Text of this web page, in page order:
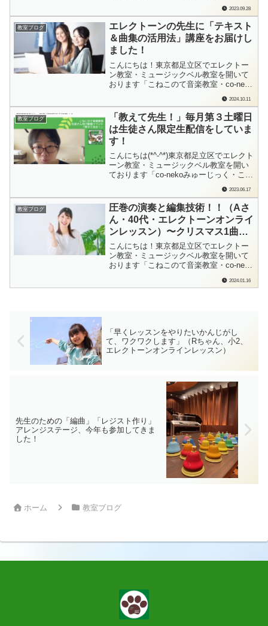
す。ものすっごく分かります。共感しか
ないやつ。私もそうですもん。一度気に
なり始めちゃったら、どうしても調べた
くなっちゃう、そんなやつ。でも、...
2023.09.28
教室ブログ
エレクトーンの先生に「テキスト
＆曲集の活用法」講座をお届けし
ました！
こんにちは！東京都足立区でエレクトー
ン教室・ミュージックベル教室を開いて
おります「こねこのて音楽教室・co-neko
こねこのて音楽教室（足立区）、音楽教
室の先生がレッスンに数多く通ってくだ
さっています。とっても遠方の方も多く
て、そのほとんどが「オンラインレッス
ン」...
2024.10.11
教室ブログ
「教えて先生！」毎月第３土曜日
は生徒さん限定生配信をしていま
す！
こんにちは(*^-^*)東京都足立区でエレクト
ーン教室・ミュージックベル教室を開い
ております「co-nekoみゅーじっく・こね
このて音楽教室」の檜垣（ひがき）で
す。第１土曜日はミュージックベルの生
演奏（足立区江北地域学習センターさん
にて）第２土曜日、第４金曜日、第４土
曜日に配信をしている私ですが「第...
2023.06.17
教室ブログ
圧巻の演奏と編集技術！！（Aさ
ん・40代・エレクトーンオンライ
ンレッスン）〜クリスマス1曲チ
ャレンジ2023 Movie shooting
day-23
こんにちは！東京都足立区でエレクトー
ン教室・ミュージックベル教室を開いて
おります「こねこのて音楽教室・co-neko
「えぇ〜！！これ、スマホ1台だけで撮っ
2024.01.16
「早くレッスンをやりたいかんじがし
て、ワクワクします」（Rちゃん、小2、
エレクトーンオンラインレッスン）
先生のための「編曲」「レジスト作り」
アレンジステージ、今年も参加してきま
した！
ホーム 教室ブログ